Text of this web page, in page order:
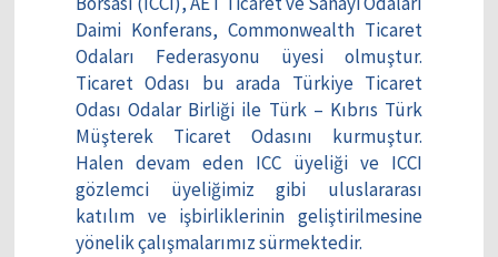
Daimi Konferans, Commonwealth Ticaret
Odaları Federasyonu üyesi olmuştur.
Ticaret Odası bu arada Türkiye Ticaret
Odası Odalar Birliği ile Türk – Kıbrıs Türk
Müşterek Ticaret Odasını kurmuştur.
Halen devam eden ICC üyeliği ve ICCI
gözlemci üyeliğimiz gibi uluslararası
katılım ve işbirliklerinin geliştirilmesine
yönelik çalışmalarımız sürmektedir.